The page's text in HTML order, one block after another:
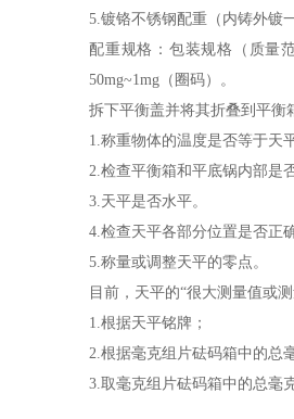
5.镀铬不锈钢配重（内铸外镀
配重规格：包装规格（质量范
50mg~1mg（圈码）。
拆下平衡盖并将其折叠到平衡
1.称重物体的温度是否等于天
2.检查平衡箱和平底锅内部是
3.天平是否水平。
4.检查天平各部分位置是否正
5.称量或调整天平的零点。
目前，天平的“很大测量值或
1.根据天平铭牌；
2.根据毫克组片砝码箱中的总
3.取毫克组片砝码箱中的总毫